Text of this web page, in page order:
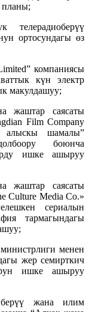
планы;
ортосундагы өз
компаниясы
күн электр
макулдашуу;
жаштар саясаты
Film Company
алыскы шамалы”
боюнча
ишке ашыруу
жаштар саясаты
Culture Media Co.»
сериалын
тармагындагы
менен
жер семирткич
ишке ашыруу
жана илим